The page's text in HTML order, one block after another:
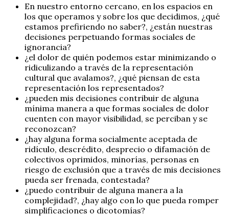
En nuestro entorno cercano, en los espacios en
los que operamos y sobre los que decidimos, ¿qué
estamos prefiriendo no saber?, ¿están nuestras
decisiones perpetuando formas sociales de
ignorancia?
¿el dolor de quién podemos estar minimizando o
ridiculizando a través de la representación
cultural que avalamos?, ¿qué piensan de esta
representación los representados?
¿pueden mis decisiones contribuir de alguna
mínima manera a que formas sociales de dolor
cuenten con mayor visibilidad, se perciban y se
reconozcan?
¿hay alguna forma socialmente aceptada de
ridículo, descrédito, desprecio o difamación de
colectivos oprimidos, minorías, personas en
riesgo de exclusión que a través de mis decisiones
pueda ser frenada, contestada?
¿puedo contribuir de alguna manera a la
complejidad?, ¿hay algo con lo que pueda romper
simplificaciones o dicotomías?